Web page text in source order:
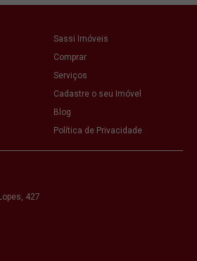
Sassi Imóveis
Comprar
Serviços
Cadastre o seu Imóvel
Blog
Política de Privacidade
427